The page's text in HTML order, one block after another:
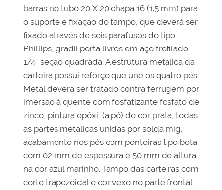
barras no tubo 20 X 20 chapa 16 (1.5 mm) para
o suporte e fixação do tampo, que deverá ser
fixado através de seis parafusos do tipo
Phillips, gradil porta livros em aço trefilado
1/4¨ seção quadrada. A estrutura metálica da
carteira possui reforço que une os quatro pés.
Metal deverá ser tratado contra ferrugem por
imersão à quente com fosfatizante fosfato de
zinco, pintura epóxi (a pó) de cor prata, todas
as partes metálicas unidas por solda mig,
acabamento nos pés com ponteiras tipo bota
com 02 mm de espessura e 50 mm de altura
na cor azul marinho. Tampo das carteiras com
corte trapezoidal e convexo no parte frontal